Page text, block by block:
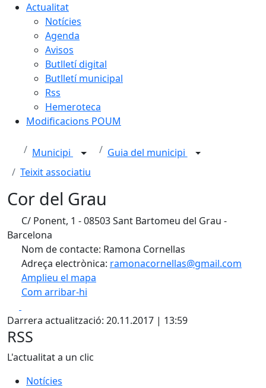
Actualitat
Notícies
Agenda
Avisos
Butlletí digital
Butlletí municipal
Rss
Hemeroteca
Modificacions POUM
Municipi
Guia del municipi
Teixit associatiu
Cor del Grau
C/ Ponent, 1 - 08503 Sant Bartomeu del Grau -
Barcelona
Nom de contacte: Ramona Cornellas
Adreça electrònica: ramonacornellas@gmail.com
Amplieu el mapa
Com arribar-hi
+
−
Darrera actualització: 20.11.2017 | 13:59
RSS
L'actualitat a un clic
Notícies